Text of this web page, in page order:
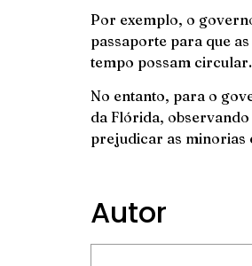
Por exemplo, o
passaporte para que
tempo possam circular.
No entanto, para o
da Flórida,
prejudicar as minorias
Autor